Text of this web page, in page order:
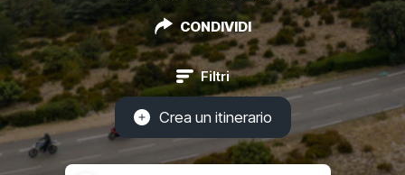
CONDIVIDI
Filtri
Crea un itinerario